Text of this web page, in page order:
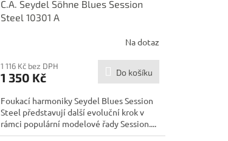
C.A. Seydel Söhne Blues Session
Steel 10301 A
Na dotaz
1 116 Kč bez DPH
1 350 Kč Do košíku
Foukací harmoniky Seydel Blues Session
Steel představují další evoluční krok v
rámci populární modelové řady Session....